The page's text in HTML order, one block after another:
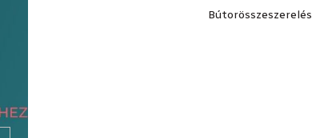
Bútorösszeszerelés